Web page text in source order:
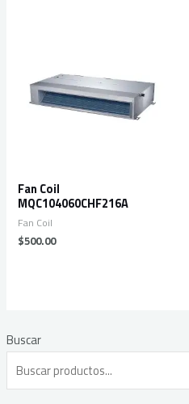
Buscar
Fan Coil
MQC104060CHF216A
Fan Coil
$500.00